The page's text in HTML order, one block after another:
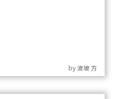
by波坡 方